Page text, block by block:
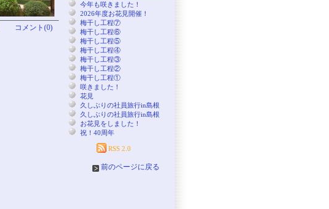
コメント(0)
今年も咲きました！
2026年度お花見開催！
梅干し工程⑦
梅干し工程⑥
梅干し工程⑤
梅干し工程④
梅干し工程③
梅干し工程②
梅干し工程①
咲きました！
花見
久しぶりの社員旅行in島根
久しぶりの社員旅行in島根
お花見をしました！
祝！40周年
RSS 2.0
前のページに戻る